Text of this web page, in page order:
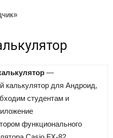
—
калькулятор для Андроид,
студентам и
функционального